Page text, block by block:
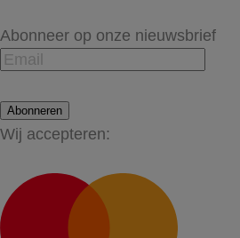
Abonneer op onze nieuwsbrief
Abonneren
Wij accepteren: